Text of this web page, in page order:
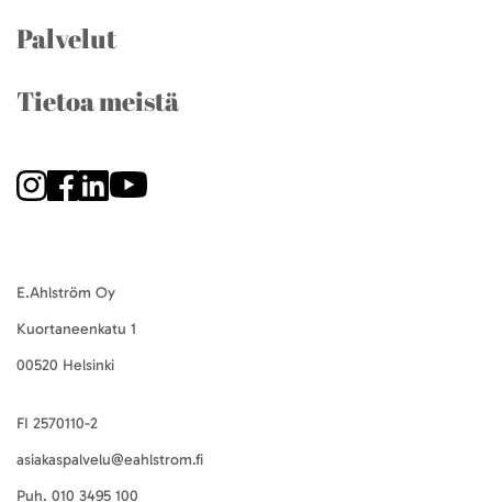
Palvelut
Tietoa meistä
E.Ahlström Oy
Kuortaneenkatu 1
00520 Helsinki
FI 2570110-2
asiakaspalvelu@eahlstrom.fi
Puh. 010 3495 100